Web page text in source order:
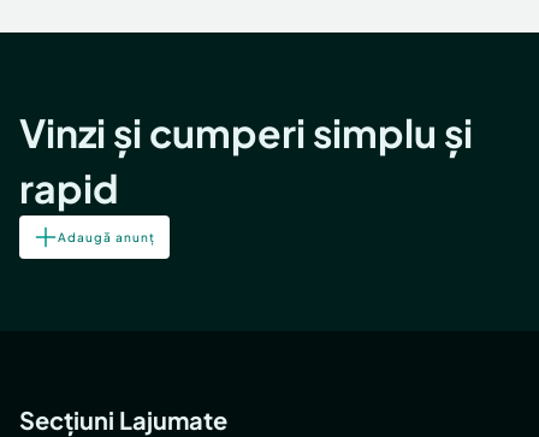
Vinzi și cumperi simplu și
rapid
Adaugă anunț
Secțiuni Lajumate